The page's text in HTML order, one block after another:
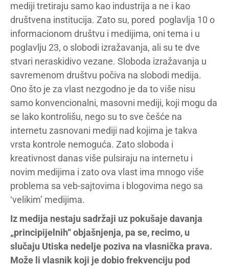
mediji tretiraju samo kao industrija a ne i kao
društvena institucija. Zato su, pored poglavlja 10 o
informacionom društvu i medijima, oni tema i u
poglavlju 23, o slobodi izražavanja, ali su te dve
stvari neraskidivo vezane. Sloboda izražavanja u
savremenom društvu počiva na slobodi medija.
Ono što je za vlast nezgodno je da to više nisu
samo konvencionalni, masovni mediji, koji mogu da
se lako kontrolišu, nego su to sve češće na
internetu zasnovani mediji nad kojima je takva
vrsta kontrole nemoguća. Zato sloboda i
kreativnost danas više pulsiraju na internetu i
novim medijima i zato ova vlast ima mnogo više
problema sa veb-sajtovima i blogovima nego sa
‘velikim’ medijima.
Iz medija nestaju sadržaji uz pokušaje davanja
„principijelnih“ objašnjenja, pa se, recimo, u
slučaju Utiska nedelje poziva na vlasnička prava.
Može li vlasnik koji je dobio frekvenciju pod